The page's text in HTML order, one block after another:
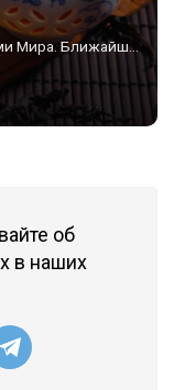
г. Казань, Площадь Тукая, рядом с Часами Мира. Ближайшее метро «Площадь Тукая»
об
в наших